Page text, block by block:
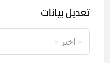
تعديل بيانات